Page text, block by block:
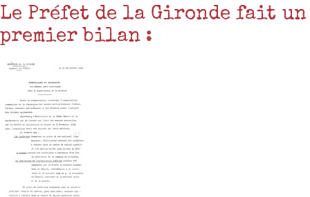
Le Préfet de la Gironde fait un
premier bilan :